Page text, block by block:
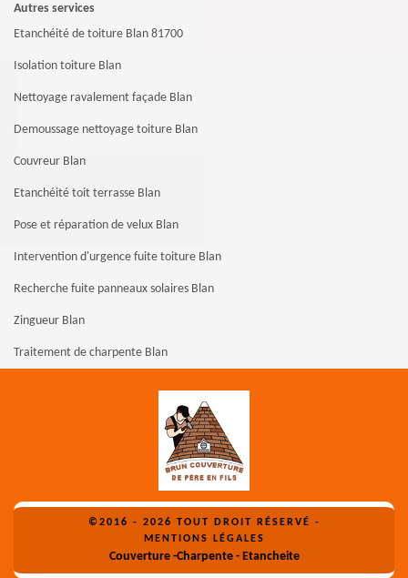
Autres services
Etanchéité de toiture Blan 81700
Isolation toiture Blan
Nettoyage ravalement façade Blan
Demoussage nettoyage toiture Blan
Couvreur Blan
Etanchéité toit terrasse Blan
Pose et réparation de velux Blan
Intervention d'urgence fuite toiture Blan
Recherche fuite panneaux solaires Blan
Zingueur Blan
Traitement de charpente Blan
©2016 - 2026 TOUT DROIT RÉSERVÉ -
MENTIONS LÉGALES
Couverture -Charpente - Etancheite